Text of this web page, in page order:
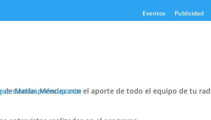
Eventos Publicidad
de Matías Méndez con el aporte de todo el equipo de tu
siendo preocupante